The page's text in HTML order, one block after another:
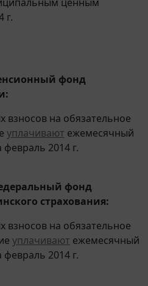
г.
фонд
взносов на обязательное
уплачивают ежемесячный
2014 г.
фонд
страхования:
взносов на обязательное
уплачивают ежемесячный
2014 г.